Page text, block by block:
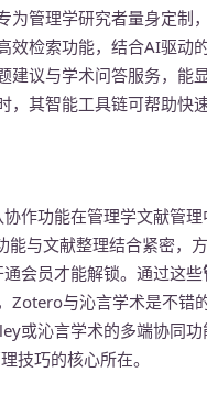
为管理学研究者量身定制
效检索功能，结合AI驱动
建议与学术问答服务，能
，其智能工具链可帮助快
作功能在管理学文献管
能与文献整理结合紧密，
会员才能解锁。通过这些
Zotero与沁言学术是不错
或沁言学术的多端协同
技巧的核心所在。